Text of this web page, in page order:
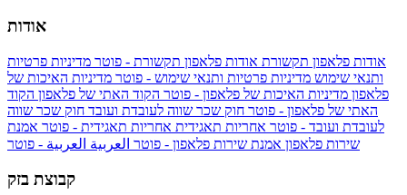
אודות
אודות פלאפון תקשורת אודות פלאפון תקשורת - פוטר מדיניות פרטיות
ותנאי שימוש מדיניות פרטיות ותנאי שימוש - פוטר מדיניות האיכות של
פלאפון מדיניות האיכות של פלאפון - פוטר הקוד האתי של פלאפון הקוד
האתי של פלאפון - פוטר חוק שכר שווה לעובדת ועובד חוק שכר שווה
לעובדת ועובד - פוטר אחריות תאגידית אחריות תאגידית - פוטר אמנת
שירות פלאפון אמנת שירות פלאפון - פוטר العربية العربية - פוטר
קבוצת בזק